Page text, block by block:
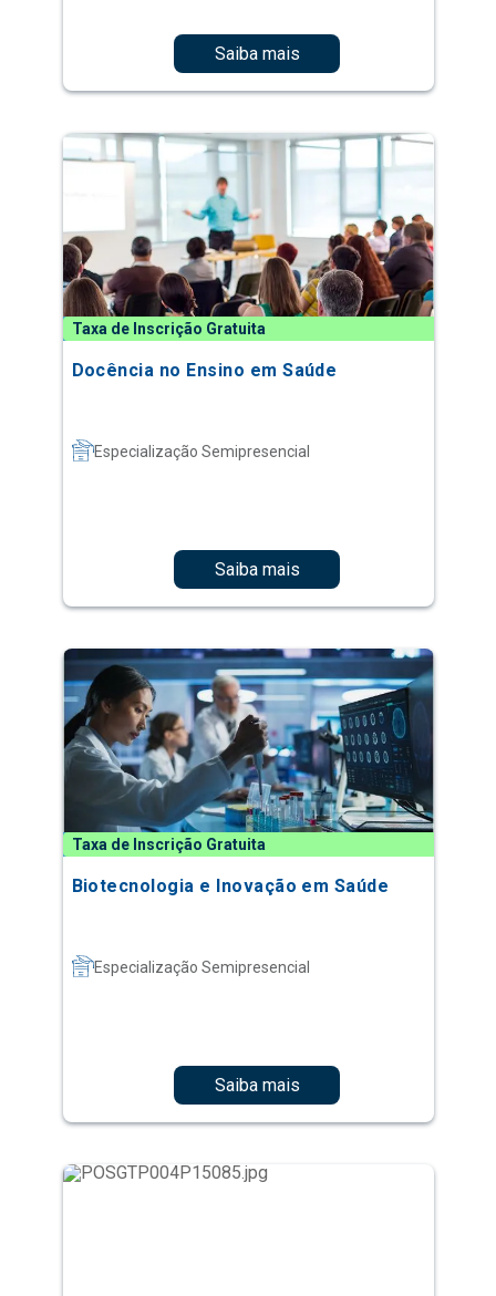
Saiba mais
Taxa de Inscrição Gratuita
Docência no Ensino em Saúde
Especialização Semipresencial
Saiba mais
Taxa de Inscrição Gratuita
Biotecnologia e Inovação em Saúde
Especialização Semipresencial
Saiba mais